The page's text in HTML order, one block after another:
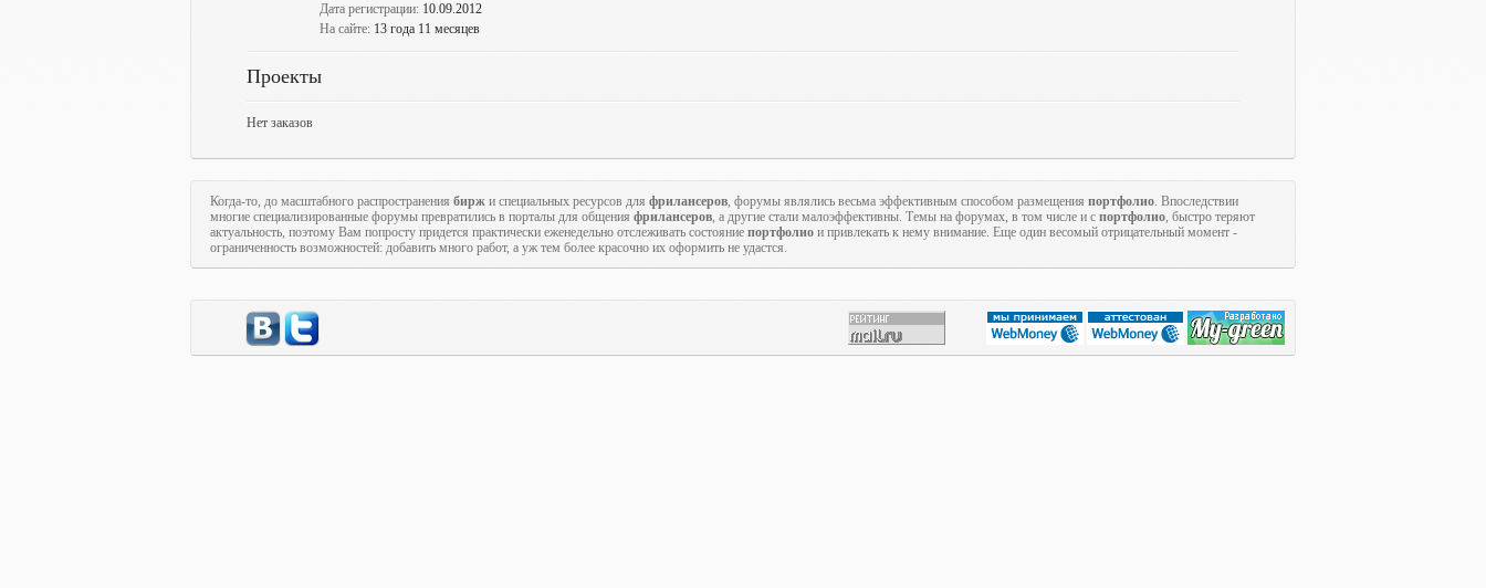
Дата регистрации: 10.09.2012
На сайте: 13 года 11 месяцев
Проекты
Нет заказов
Когда-то, до масштабного распространения бирж и специальных ресурсов для фрилансеров, форумы являлись весьма эффективным способом размещения портфолио. Впоследствии
многие специализированные форумы превратились в порталы для общения фрилансеров, а другие стали малоэффективны. Темы на форумах, в том числе и с портфолио, быстро теряют
актуальность, поэтому Вам попросту придется практически еженедельно отслеживать состояние портфолио и привлекать к нему внимание. Еще один весомый отрицательный момент -
ограниченность возможностей: добавить много работ, а уж тем более красочно их оформить не удастся.